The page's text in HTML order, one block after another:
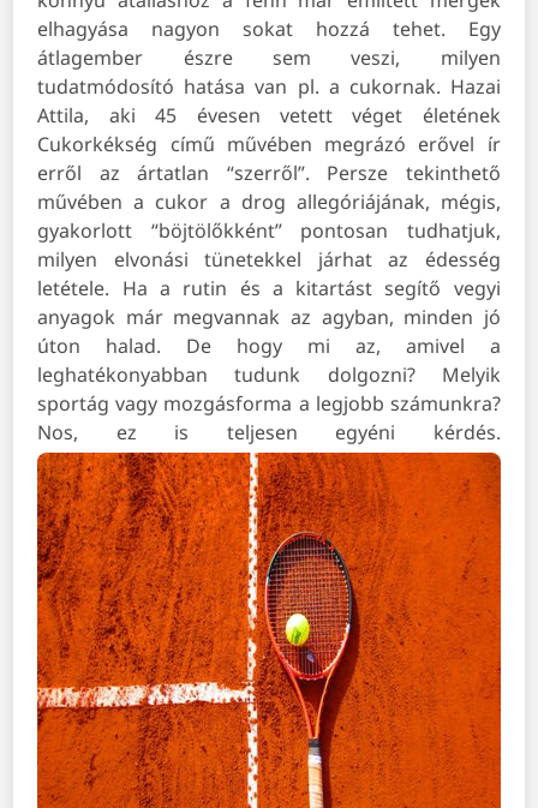
elhagyása nagyon sokat hozzá tehet. Egy
átlagember észre sem veszi, milyen
tudatmódosító hatása van pl. a cukornak. Hazai
Attila, aki 45 évesen vetett véget életének
Cukorkékség című művében megrázó erővel ír
erről az ártatlan “szerről”. Persze tekinthető
művében a cukor a drog allegóriájának, mégis,
gyakorlott “böjtölőkként” pontosan tudhatjuk,
milyen elvonási tünetekkel járhat az édesség
letétele. Ha a rutin és a kitartást segítő vegyi
anyagok már megvannak az agyban, minden jó
úton halad. De hogy mi az, amivel a
leghatékonyabban tudunk dolgozni? Melyik
sportág vagy mozgásforma a legjobb számunkra?
Nos, ez is teljesen egyéni kérdés.